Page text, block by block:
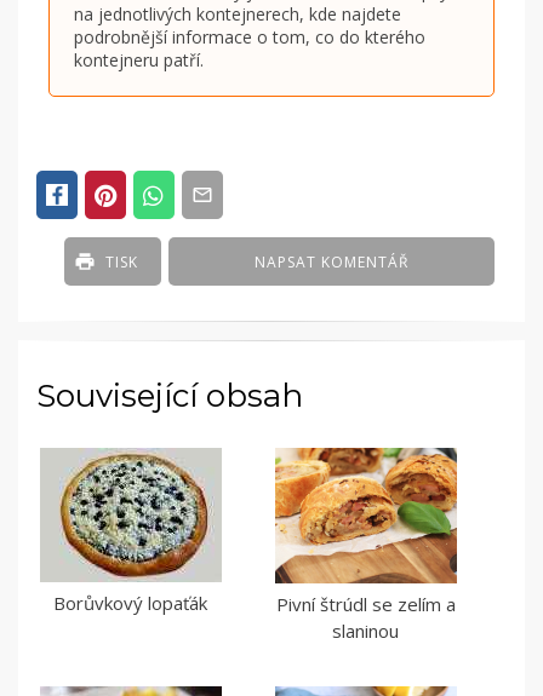
na jednotlivých kontejnerech, kde najdete
podrobnější informace o tom, co do kterého
kontejneru patří.
NAPSAT KOMENTÁŘ
TISK
Související obsah
Borůvkový lopaťák
Pivní štrúdl se zelím a
slaninou